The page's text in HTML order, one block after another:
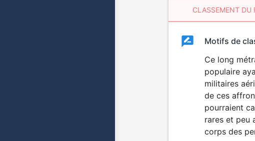
CLASSEMENT DU
ClassementClassement
Motifs de
Ce long
populaire
militaires
de ces
pourraient
rares et peu
corps des